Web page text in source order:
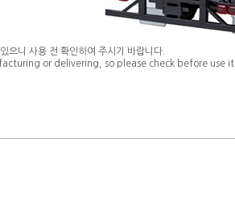
으니 사용 전 확인하여 주시기 바랍니다.
or delivering, so please check before use it.